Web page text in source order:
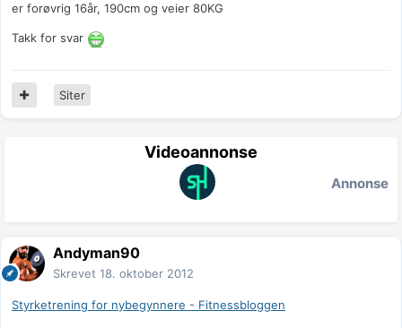
er forøvrig 16år, 190cm og veier 80KG
Takk for svar
Siter
Videoannonse
Annonse
Andyman90
Skrevet 18. oktober 2012
Styrketrening for nybegynnere - Fitnessbloggen